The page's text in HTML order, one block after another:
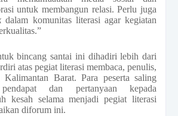
untuk membangun relasi. Perlu juga
dalam komunitas literasi agar kegiatan
bincang santai ini dihadiri lebih dari
atas pegiat literasi membaca, penulis,
Barat. Para peserta saling
pendapat dan pertanyaan kepada
kesah selama menjadi pegiat literasi
diforum ini.